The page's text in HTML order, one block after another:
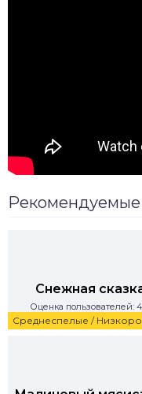
Рекомендуемые
Среднеспелые /
Снежная
Оценка пользователей: